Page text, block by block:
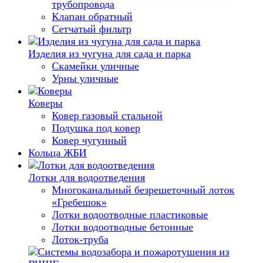
трубопровода
Клапан обратный
Сетчатый фильтр
Изделия из чугуна для сада и парка
Скамейки уличные
Урны уличные
Коверы
Ковер газовый стальной
Подушка под ковер
Ковер чугунный
Кольца ЖБИ
Лотки для водоотведения
Многоканальный безрешеточный лоток
«Гребешок»
Лотки водоотводные пластиковые
Лотки водоотводные бетонные
Лоток-труба